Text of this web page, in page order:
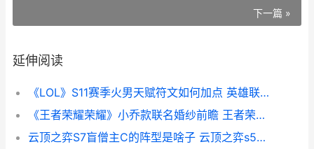
下一篇 »
延伸阅读
《LOL》S11赛季火男天赋符文如何加点 英雄联盟s11火男
《王者荣耀荣耀》小乔款联名婚纱前瞻 王者荣耀荣耀水晶保底多少
云顶之弈S7盲僧主C的阵型是啥子 云顶之弈s5盲僧主c